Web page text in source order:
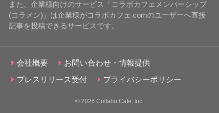
また、企業様向けのサービス「コラボカフェメンバーシップ
(コラメン)」は企業様がコラボカフェ.comのユーザーへ直接
記事を投稿できるサービスです。
会社概要
お問い合わせ・情報提供
プレスリリース受付
プライバシーポリシー
© 2026 Collabo Cafe, Inc.